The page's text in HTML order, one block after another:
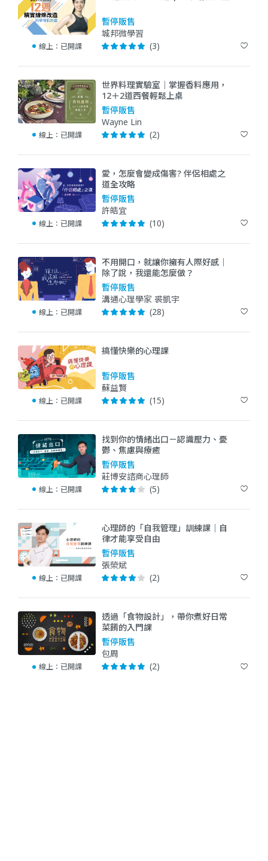
線上： 已開課
暫停販售
城邦微學習
(3)
線上： 已開課
世界料理實驗室｜掌握香料應用，
12＋2道西餐輕鬆上桌
暫停販售
Wayne Lin
(2)
線上： 已開課
愛，怎麼會變成傷害? 伴侶相處之
道全攻略
暫停販售
許皓宜
(10)
線上： 已開課
不用開口，就讓你擁有人際好感｜
除了說，我還能怎麼做？
暫停販售
溝通心理學家 裘凱宇
(28)
線上： 已開課
搞懂快樂的心理課
暫停販售
蘇益賢
(15)
線上： 已開課
找到你的情緒出口－認識壓力、憂
鬱、焦慮與療癒
暫停販售
莊博安諮商心理師
(5)
線上： 已開課
心理師的「自我管理」訓練課｜自
律才能享受自由
暫停販售
張榮斌
(2)
線上： 已開課
透過「食物設計」，帶你煮好日常
菜餚的入門課
暫停販售
包周
(2)